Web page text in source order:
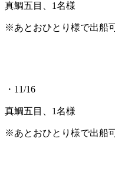
真鯛五目、1名様
※あとおひとり様で出船
・11/16
真鯛五目、1名様
※あとおひとり様で出船